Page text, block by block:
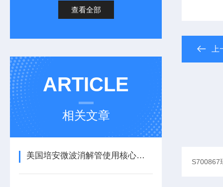
查看全部
ARTICLE
相关文章
美国培安微波消解管使用核心注意事项